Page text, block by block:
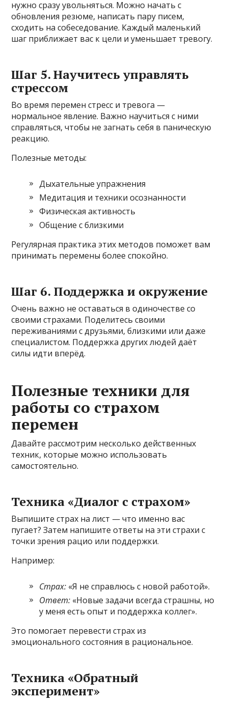
нужно сразу увольняться. Можно начать с
обновления резюме, написать пару писем,
сходить на собеседование. Каждый маленький
шаг приближает вас к цели и уменьшает тревогу.
Шаг 5. Научитесь управлять
стрессом
Во время перемен стресс и тревога —
нормальное явление. Важно научиться с ними
справляться, чтобы не загнать себя в паническую
реакцию.
Полезные методы:
Дыхательные упражнения
Медитация и техники осознанности
Физическая активность
Общение с близкими
Регулярная практика этих методов поможет вам
принимать перемены более спокойно.
Шаг 6. Поддержка и окружение
Очень важно не оставаться в одиночестве со
своими страхами. Поделитесь своими
переживаниями с друзьями, близкими или даже
специалистом. Поддержка других людей даёт
силы идти вперёд.
Полезные техники для
работы со страхом
перемен
Давайте рассмотрим несколько действенных
техник, которые можно использовать
самостоятельно.
Техника «Диалог с страхом»
Выпишите страх на лист — что именно вас
пугает? Затем напишите ответы на эти страхи с
точки зрения рацио или поддержки.
Например:
Страх: «Я не справлюсь с новой работой».
Ответ: «Новые задачи всегда страшны, но
у меня есть опыт и поддержка коллег».
Это помогает перевести страх из
эмоционального состояния в рациональное.
Техника «Обратный
эксперимент»